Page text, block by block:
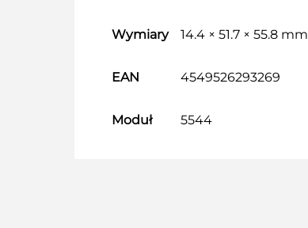
Wymiary 14.4 × 51.7 × 55.8 mm
EAN 4549526293269
Moduł 5544